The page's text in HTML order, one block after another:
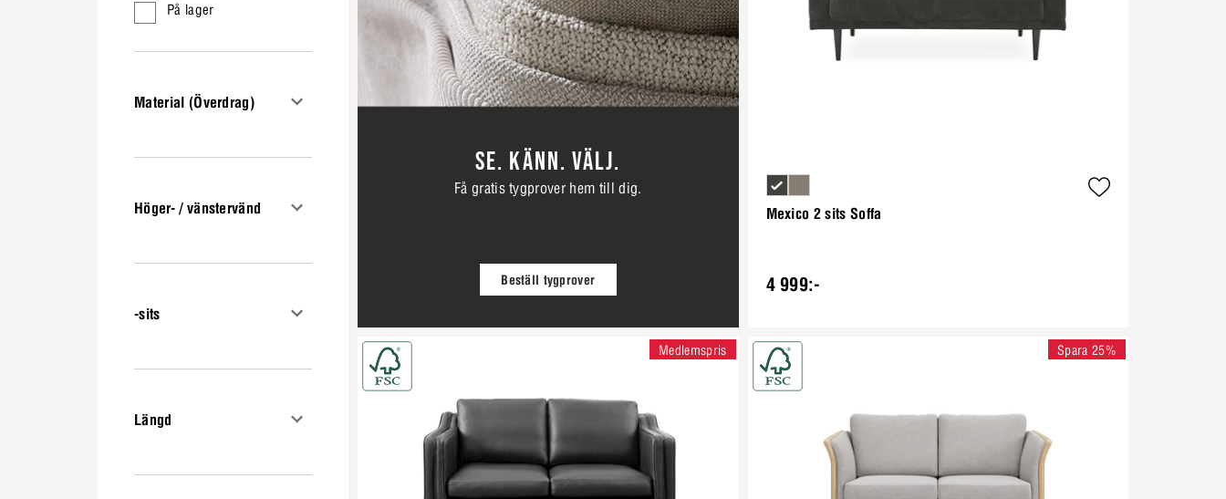
På lager
Material (Överdrag)
Höger- / vänstervänd
-sits
Längd
SE. KÄNN. VÄLJ.
Få gratis tygprover hem till dig.
Beställ tygprover
Mexico 2 sits Soffa
4 999:-
Medlemspris Spara 25%